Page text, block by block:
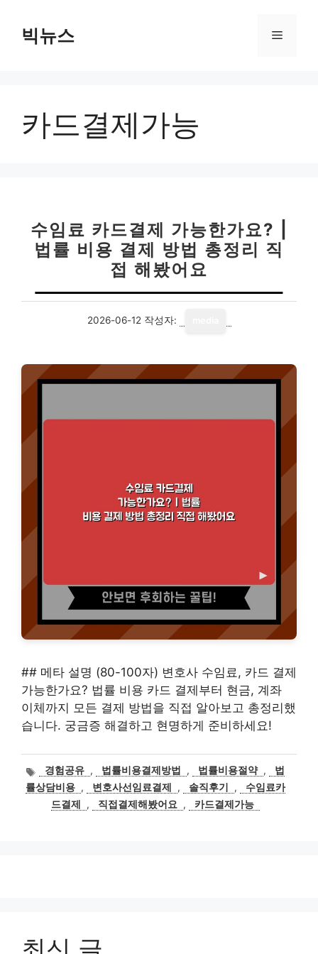
빅뉴스 메
카드결제가능
수임료 카드결제 가능한가요? |
법률 비용 결제 방법 총정리 직
접 해봤어요
2026-06-12 작성자:
## 메타 설명 (80-100자) 변호사 수임료, 카드 결제
가능한가요? 법률 비용 카드 결제부터 현금, 계좌
이체까지 모든 결제 방법을 직접 알아보고 총정리했
습니다. 궁금증 해결하고 현명하게 준비하세요!
태
그
경험공유 , 법률비용결제방법 , 법률비용절약 ,
법
률상담비용 , 변호사선임료결제 , 솔직후기 ,
수임료카
드결제
, 직접결제해봤어요 , 카드결제가능